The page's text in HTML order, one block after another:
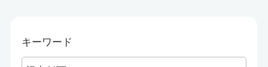
キーワード